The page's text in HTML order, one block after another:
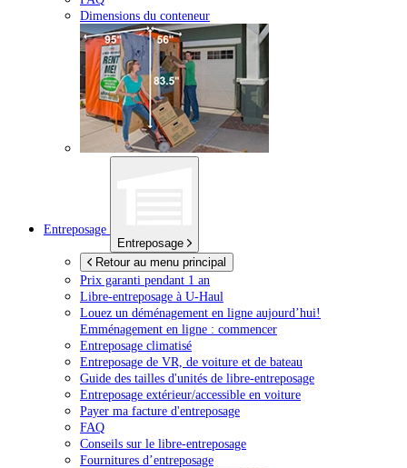
Dimensions du conteneur
Entreposage
Entreposage
Retour au menu principal
Prix garanti pendant 1 an
Libre-entreposage à U-Haul
Louez un déménagement en ligne aujourd’hui!
Emménagement en ligne : commencer
Entreposage climatisé
Entreposage de VR, de voiture et de bateau
Guide des tailles d'unités de libre-entreposage
Entreposage extérieur/accessible en voiture
Payer ma facture d'entreposage
FAQ
Conseils sur le libre-entreposage
Fournitures d’entreposage